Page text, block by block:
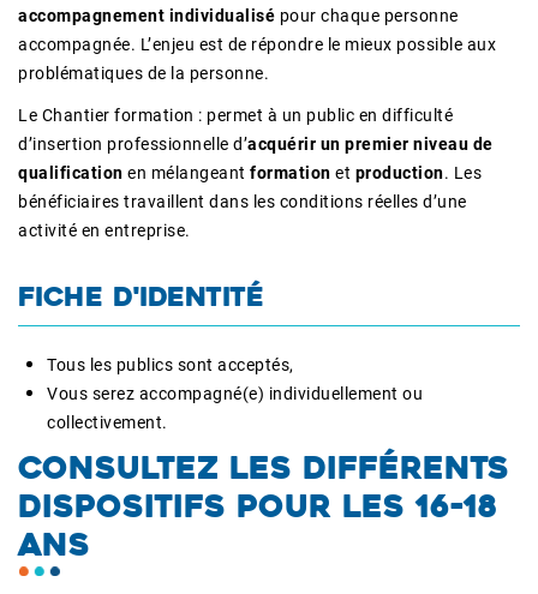
accompagnement individualisé pour chaque personne
accompagnée. L’enjeu est de répondre le mieux possible aux
problématiques de la personne.
Le Chantier formation : permet à un public en difficulté
d’insertion professionnelle d’acquérir un premier niveau de
qualification en mélangeant formation et production. Les
bénéficiaires travaillent dans les conditions réelles d’une
activité en entreprise.
FICHE D'IDENTITÉ
Tous les publics sont acceptés,
Vous serez accompagné(e) individuellement ou
collectivement.
CONSULTEZ LES DIFFÉRENTS
DISPOSITIFS POUR LES 16-18
ANS